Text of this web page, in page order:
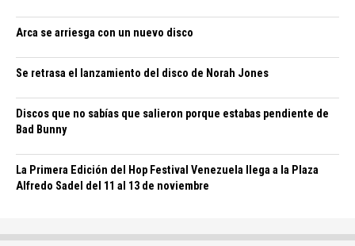
Arca se arriesga con un nuevo disco
Se retrasa el lanzamiento del disco de Norah Jones
Discos que no sabías que salieron porque estabas pendiente de
Bad Bunny
La Primera Edición del Hop Festival Venezuela llega a la Plaza
Alfredo Sadel del 11 al 13 de noviembre